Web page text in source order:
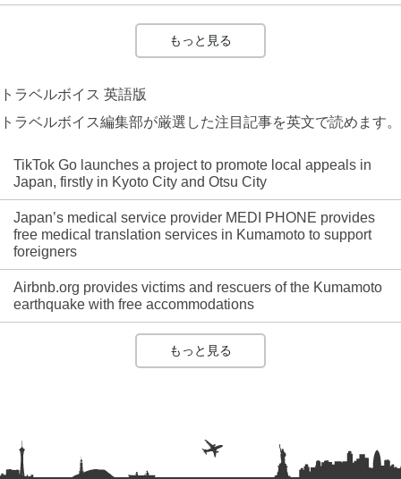
もっと見る
トラベルボイス 英語版
トラベルボイス編集部が厳選した注目記事を英文で読めます。
TikTok Go launches a project to promote local appeals in
Japan, firstly in Kyoto City and Otsu City
Japan’s medical service provider MEDI PHONE provides
free medical translation services in Kumamoto to support
foreigners
Airbnb.org provides victims and rescuers of the Kumamoto
earthquake with free accommodations
もっと見る